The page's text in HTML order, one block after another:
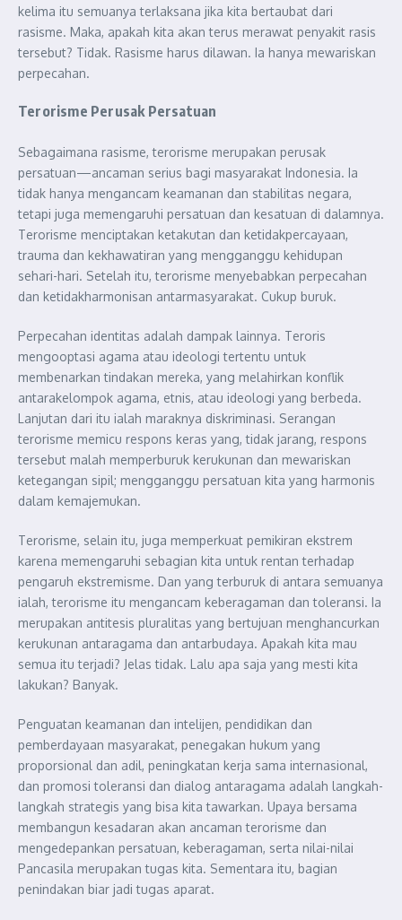
kelima itu semuanya terlaksana jika kita bertaubat dari
rasisme. Maka, apakah kita akan terus merawat penyakit rasis
tersebut? Tidak. Rasisme harus dilawan. Ia hanya mewariskan
perpecahan.
Terorisme Perusak Persatuan
Sebagaimana rasisme, terorisme merupakan perusak
persatuan—ancaman serius bagi masyarakat Indonesia. Ia
tidak hanya mengancam keamanan dan stabilitas negara,
tetapi juga memengaruhi persatuan dan kesatuan di dalamnya.
Terorisme menciptakan ketakutan dan ketidakpercayaan,
trauma dan kekhawatiran yang mengganggu kehidupan
sehari-hari. Setelah itu, terorisme menyebabkan perpecahan
dan ketidakharmonisan antarmasyarakat. Cukup buruk.
Perpecahan identitas adalah dampak lainnya. Teroris
mengooptasi agama atau ideologi tertentu untuk
membenarkan tindakan mereka, yang melahirkan konflik
antarakelompok agama, etnis, atau ideologi yang berbeda.
Lanjutan dari itu ialah maraknya diskriminasi. Serangan
terorisme memicu respons keras yang, tidak jarang, respons
tersebut malah memperburuk kerukunan dan mewariskan
ketegangan sipil; mengganggu persatuan kita yang harmonis
dalam kemajemukan.
Terorisme, selain itu, juga memperkuat pemikiran ekstrem
karena memengaruhi sebagian kita untuk rentan terhadap
pengaruh ekstremisme. Dan yang terburuk di antara semuanya
ialah, terorisme itu mengancam keberagaman dan toleransi. Ia
merupakan antitesis pluralitas yang bertujuan menghancurkan
kerukunan antaragama dan antarbudaya. Apakah kita mau
semua itu terjadi? Jelas tidak. Lalu apa saja yang mesti kita
lakukan? Banyak.
Penguatan keamanan dan intelijen, pendidikan dan
pemberdayaan masyarakat, penegakan hukum yang
proporsional dan adil, peningkatan kerja sama internasional,
dan promosi toleransi dan dialog antaragama adalah langkah-
langkah strategis yang bisa kita tawarkan. Upaya bersama
membangun kesadaran akan ancaman terorisme dan
mengedepankan persatuan, keberagaman, serta nilai-nilai
Pancasila merupakan tugas kita. Sementara itu, bagian
penindakan biar jadi tugas aparat.